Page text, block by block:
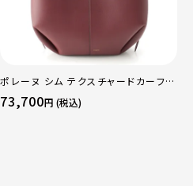
ポレーヌ シム テクスチャードカーフレ
ザー トートバッグ ダークチェリー レギ
ュラー
73,700円 (税込)